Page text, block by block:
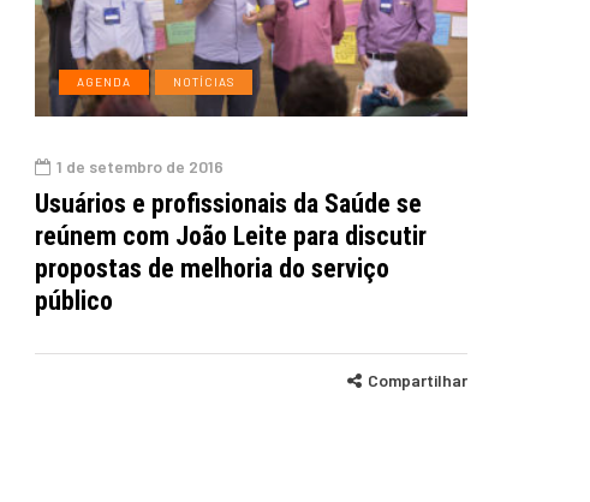
AGENDA NOTÍCIAS
1 de setembro de 2016
Usuários e profissionais da Saúde se
reúnem com João Leite para discutir
propostas de melhoria do serviço
público
Compartilhar